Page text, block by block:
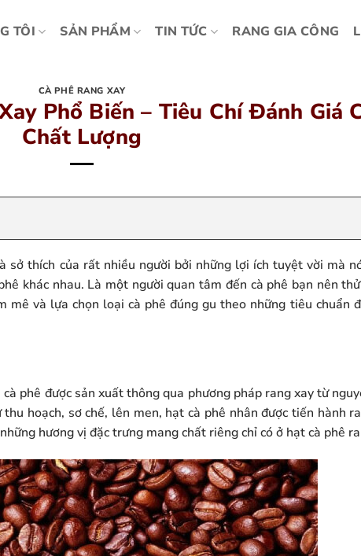
TÔI SẢN PHẨM TIN TỨC RANG GIA CÔNG
CÀ PHÊ RANG XAY
Phổ Biến – Tiêu Chí Đánh Giá
Chất Lượng
sở thích của rất nhiều người bởi những lợi ích tuyệt vời mà
khác nhau. Là một người quan tâm đến cà phê bạn nên
mê và lựa chọn loại cà phê đúng gu theo những tiêu chuẩn
phê được sản xuất thông qua phương pháp rang xay từ
hoạch, sơ chế, lên men, hạt cà phê nhân được tiến hành
hương vị đặc trưng mang chất riêng chỉ có ở hạt cà phê